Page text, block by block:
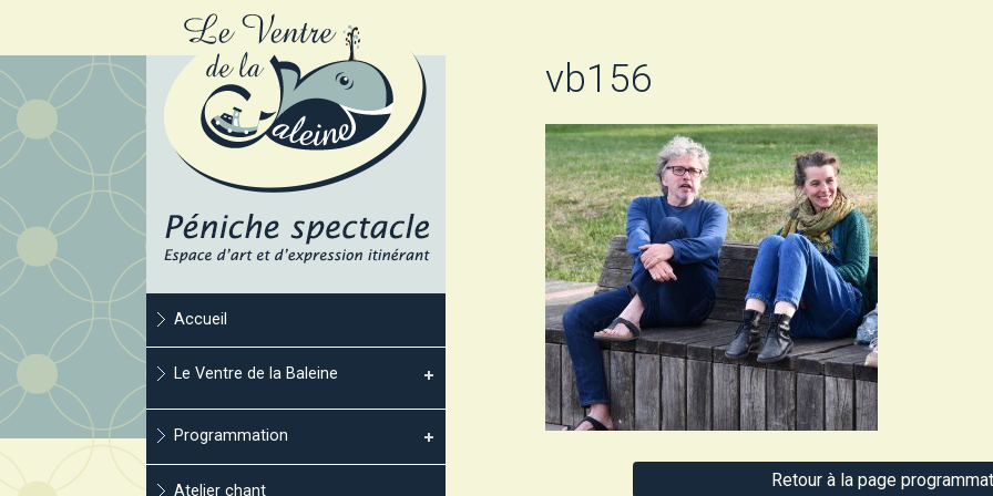
Accueil
Le Ventre de la Baleine
Programmation
Atelier chant
vb156
Retour à la page